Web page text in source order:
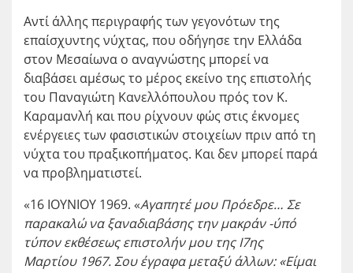
Αντί άλλης περιγραφής των γεγονότων της
επαίσχυντης νύχτας, που οδήγησε την Ελλάδα
στον Μεσαίωνα ο αναγνώστης μπορεί να
διαβάσει αμέσως το μέρος εκείνο της επιστολής
του Παναγιώτη Κανελλόπουλου πρός τον Κ.
Καραμανλή και που ρίχνουν φώς στις έκνομες
ενέργειες των φασιστικών στοιχείων πριν από τη
νύχτα του πραξικοπήματος. Και δεν μπορεί παρά
να προβληματιστεί.
«16 ΙΟΥΝΙΟΥ 1969. «Αγαπητέ μου Πρόεδρε… Σε
παρακαλώ να ξαναδιαβάσης την μακράν -ύπό
τύπον εκθέσεως επιστολήν μου της Ι7ης
Μαρτίου 1967. Σου έγραφα μεταξύ άλλων: «Είμαι